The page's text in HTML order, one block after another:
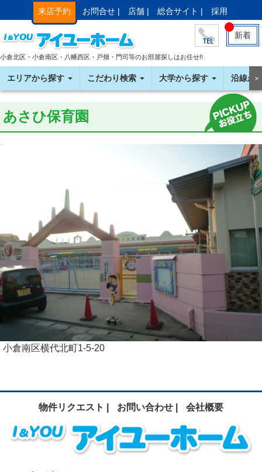
来店予約 お問合せ | 店舗 | 総合サイト | 採用
新着
小倉北区・小倉南区・八幡西区・戸畑・門司等のお部屋探しはお任せ!!
エリアから探す こだわり検索 大学から探す 沿線か＞
あさひ保育園
小倉南区横代北町1-5-20
物件リクエスト | お問い合わせ | 会社概要